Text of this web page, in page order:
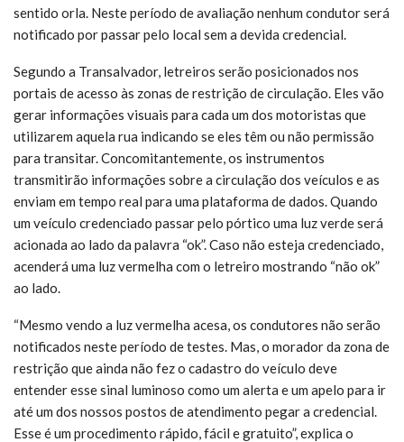
sentido orla. Neste período de avaliação nenhum condutor será
notificado por passar pelo local sem a devida credencial.
Segundo a Transalvador, letreiros serão posicionados nos
portais de acesso às zonas de restrição de circulação. Eles vão
gerar informações visuais para cada um dos motoristas que
utilizarem aquela rua indicando se eles têm ou não permissão
para transitar. Concomitantemente, os instrumentos
transmitirão informações sobre a circulação dos veículos e as
enviam em tempo real para uma plataforma de dados. Quando
um veículo credenciado passar pelo pórtico uma luz verde será
acionada ao lado da palavra “ok”. Caso não esteja credenciado,
acenderá uma luz vermelha com o letreiro mostrando “não ok”
ao lado.
“Mesmo vendo a luz vermelha acesa, os condutores não serão
notificados neste período de testes. Mas, o morador da zona de
restrição que ainda não fez o cadastro do veículo deve
entender esse sinal luminoso como um alerta e um apelo para ir
até um dos nossos postos de atendimento pegar a credencial.
Esse é um procedimento rápido, fácil e gratuito”, explica o